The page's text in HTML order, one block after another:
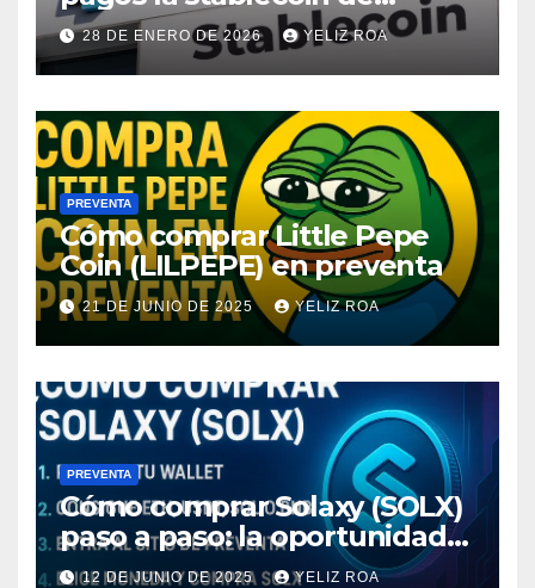
PayPal
28 DE ENERO DE 2026 YELIZ ROA
PREVENTA
Cómo comprar Little Pepe
Coin (LILPEPE) en preventa
21 DE JUNIO DE 2025 YELIZ ROA
PREVENTA
Cómo comprar Solaxy (SOLX)
paso a paso: la oportunidad
cripto del momento
12 DE JUNIO DE 2025 YELIZ ROA